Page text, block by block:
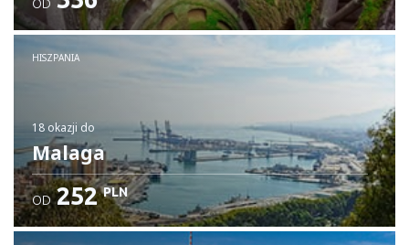
OD
HISZPANIA
18 okazjido
Malaga
OD 252 PLN